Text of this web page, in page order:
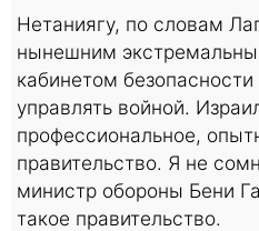
Нетаниягу, по словам
нынешним
кабинетом
управлять войной.
профессиональное,
правительство. Я не
министр обороны Бени
такое правительство.